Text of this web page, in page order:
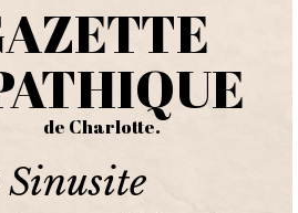
de Charlotte.